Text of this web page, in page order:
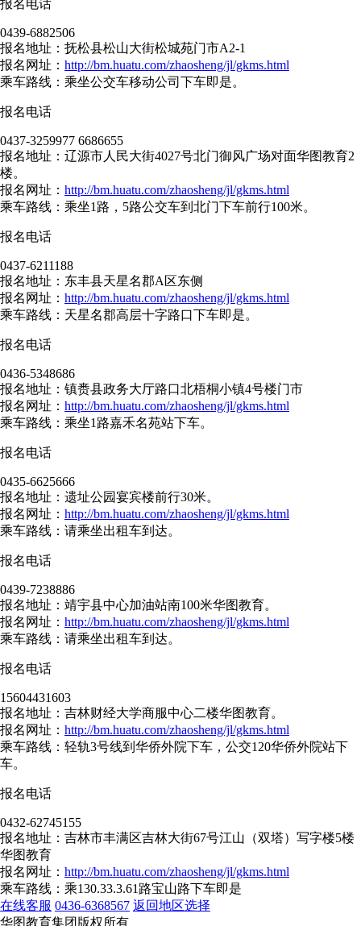
报名电话
0439-6882506
报名地址：抚松县松山大街松城苑门市A2-1
报名网址： http://bm.huatu.com/zhaosheng/jl/gkms.html
乘车路线：乘坐公交车移动公司下车即是。
报名电话
0437-3259977 6686655
报名地址：辽源市人民大街4027号北门御风广场对面华图教育2
楼。
报名网址： http://bm.huatu.com/zhaosheng/jl/gkms.html
乘车路线：乘坐1路，5路公交车到北门下车前行100米。
报名电话
0437-6211188
报名地址：东丰县天星名郡A区东侧
报名网址： http://bm.huatu.com/zhaosheng/jl/gkms.html
乘车路线：天星名郡高层十字路口下车即是。
报名电话
0436-5348686
报名地址：镇赉县政务大厅路口北梧桐小镇4号楼门市
报名网址： http://bm.huatu.com/zhaosheng/jl/gkms.html
乘车路线：乘坐1路嘉禾名苑站下车。
报名电话
0435-6625666
报名地址：遗址公园宴宾楼前行30米。
报名网址： http://bm.huatu.com/zhaosheng/jl/gkms.html
乘车路线：请乘坐出租车到达。
报名电话
0439-7238886
报名地址：靖宇县中心加油站南100米华图教育。
报名网址： http://bm.huatu.com/zhaosheng/jl/gkms.html
乘车路线：请乘坐出租车到达。
报名电话
15604431603
报名地址：吉林财经大学商服中心二楼华图教育。
报名网址： http://bm.huatu.com/zhaosheng/jl/gkms.html
乘车路线：轻轨3号线到华侨外院下车，公交120华侨外院站下
车。
报名电话
0432-62745155
报名地址：吉林市丰满区吉林大街67号江山（双塔）写字楼5楼
华图教育
报名网址： http://bm.huatu.com/zhaosheng/jl/gkms.html
乘车路线：乘130.33.3.61路宝山路下车即是
在线客服 0436-6368567 返回地区选择
华图教育集团版权所有